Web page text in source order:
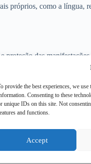
provide the best experiences, we
Consenting to these
unique IDs on this site. Not
and functions.
Accept
próprios, como a língua,
das
Através da
harmoniosas.